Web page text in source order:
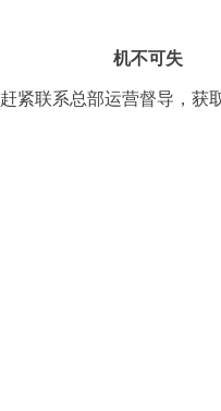
机不可失
赶紧联系总部运营督导，获